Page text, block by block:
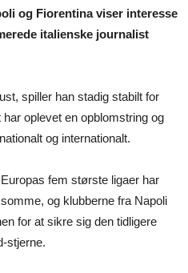
og Fiorentina viser interesse
italienske journalist
spiller han stadig stabilt for
oplevet en opblomstring og
og internationalt.
fem største ligaer har
og klubberne fra Napoli
for at sikre sig den tidligere
stjerne.